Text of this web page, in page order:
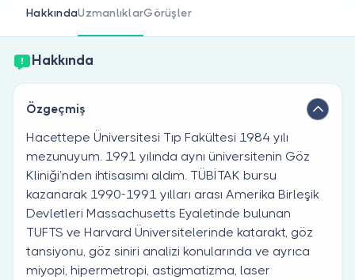
HakkındaUzmanlıklarGörüşler
Hakkında
Özgeçmiş
Hacettepe Üniversitesi Tıp Fakültesi 1984 yılı
mezunuyum. 1991 yılında aynı üniversitenin Göz
Kliniği’nden ihtisasımı aldım. TÜBİTAK bursu
kazanarak 1990-1991 yılları arası Amerika Birleşik
Devletleri Massachusetts Eyaletinde bulunan
TUFTS ve Harvard Üniversitelerinde katarakt, göz
tansiyonu, göz siniri analizi konularında ve ayrıca
miyopi, hipermetropi, astigmatizma, laser